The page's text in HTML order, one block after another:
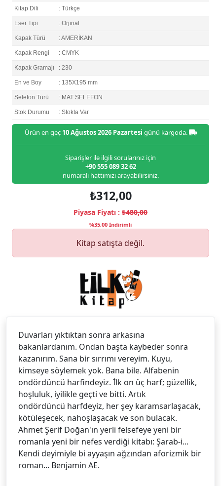
Kitap Dili : Türkçe
Eser Tipi : Orjinal
Kapak Türü : AMERİKAN
Kapak Rengi : CMYK
Kapak Gramajı : 230
En ve Boy : 135X195 mm
Selefon Türü : MAT SELEFON
Stok Durumu : Stokta Var
Ürün en geç 10 Ağustos 2026 Pazartesi günü kargoda.
Siparişler ile ilgili sorularınız için
+90 555 089 32 62
numaralı hattımızı arayabilirsiniz.
₺312,00
Piyasa Fiyatı : ₺480,00
%35,00 İndirimli
Kitap satışta değil.
Duvarları yıktıktan sonra arkasına
bakanlardanım. Ondan başta kaybeder sonra
kazanırım. Sana bir sırrımı vereyim. Kuyu,
kimseye söylemek yok. Bana bile. Alfabenin
ondördüncü harfindeyiz. İlk on üç harf; güzellik,
hoşluluk, iyilikle geçti ve bitti. Artık
ondördüncü harfdeyiz, her şey karamsarlaşacak,
kötüleşecek, nahoşlaşacak ve son bulacak.
Ahmet Şerif Doğan'ın yerli felsefeye yeni bir
romanla yeni bir nefes verdiği kitabı: Şarab-i...
Kendi deyimiyle bi ayyaşın ağzından aforizmik bir
roman... Benjamin AE.